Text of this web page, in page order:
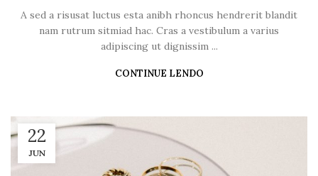
A sed a risusat luctus esta anibh rhoncus hendrerit blandit
nam rutrum sitmiad hac. Cras a vestibulum a varius
adipiscing ut dignissim ...
CONTINUE LENDO
22
JUN